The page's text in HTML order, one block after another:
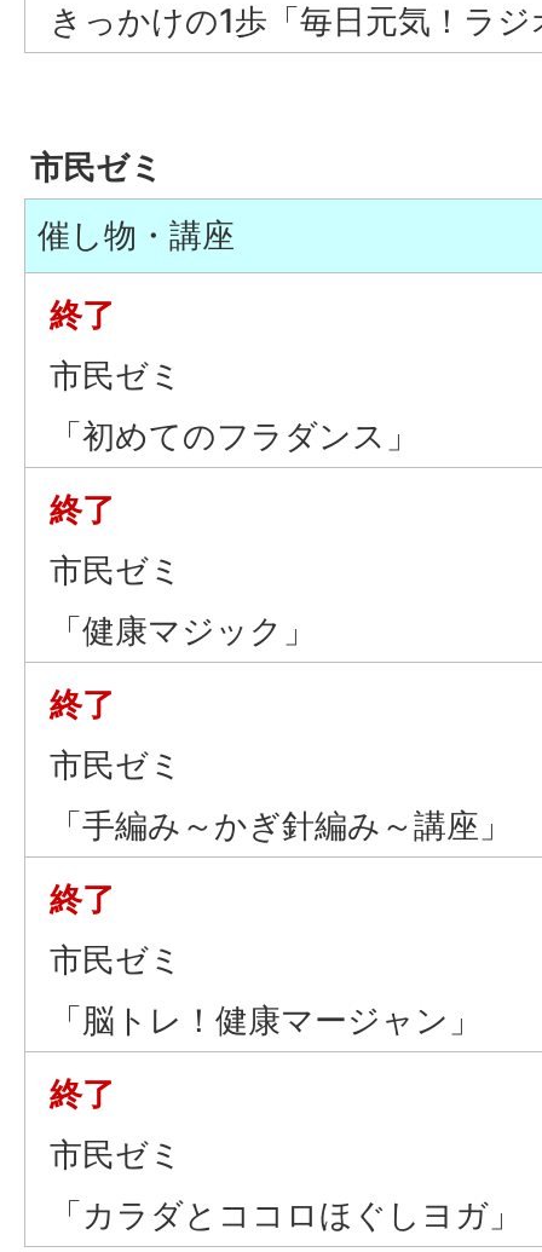
きっかけの1歩「毎日元気！ラジ
市民ゼミ
催し物・講座
終了
市民ゼミ
「初めてのフラダンス」
終了
市民ゼミ
「健康マジック」
終了
市民ゼミ
「手編み～かぎ針編み～講座」
終了
市民ゼミ
「脳トレ！健康マージャン」
終了
市民ゼミ
「カラダとココロほぐしヨガ」